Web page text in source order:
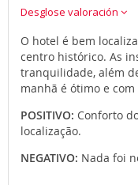
Desglose valoración
O hotel é bem
centro histórico. As
tranquilidade, além
manhã é ótimo e
POSITIVO: Conforto
localização.
NEGATIVO: Nada foi